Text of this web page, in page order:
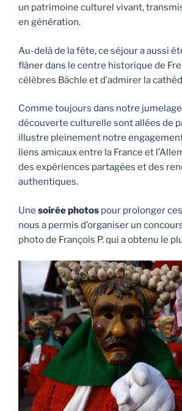
un patrimoine culturel vivant,
en génération.
Au-delà de la fête, ce séjour a aussi
flâner dans le centre historique de
célèbres Bächle et d’admirer la
Comme toujours dans notre
découverte culturelle sont allées de
illustre pleinement notre
liens amicaux entre la France et
des expériences partagées et des
authentiques.
Une soirée photos pour prolonger
nous a permis d’organiser un
photo de François P. qui a obtenu le